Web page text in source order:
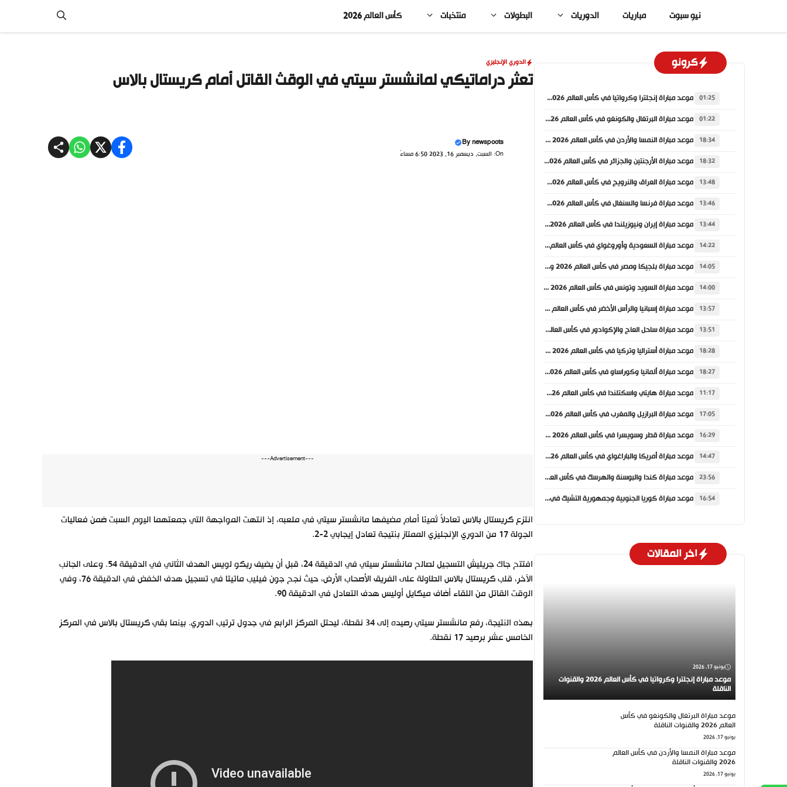
المحتوى
نيو سبوت مباريات الدوريات البطولات منتخبات كأس العالم 2026
الدوري الإنجليزي
تعثر دراماتيكي لمانشستر سيتي في الوقث القاتل أمام كريستال بالاس
Bynewspoots
On: السبت, ديسمبر 16, 2023 6:50 مساءً
---Advertisement---
انتزع كريستال بالاس تعادلاً ثمينًا أمام مضيفها مانشستر سيتي في ملعبه، إذ انتهت المواجهة التي جمعتهما اليوم السبت ضمن فعاليات
الجولة 17 من الدوري الإنجليزي الممتاز بنتيجة تعادل إيجابي 2-2.
افتتح جاك جريليش التسجيل لصالح مانشستر سيتي في الدقيقة 24، قبل أن يضيف ريكو لويس الهدف الثاني في الدقيقة 54. وعلى الجانب
الآخر، قلب كريستال بالاس الطاولة على الفريق الأصحاب الأرض، حيث نجح جون فيليب ماتيتا في تسجيل هدف الخفض في الدقيقة 76، وفي
الوقت القاتل من اللقاء أضاف ميكايل أوليس هدف التعادل في الدقيقة 90.
بهذه النتيجة، رفع مانشستر سيتي رصيده إلى 34 نقطة، ليحتل المركز الرابع في جدول ترتيب الدوري. بينما بقي كريستال بالاس في المركز
الخامس عشر برصيد 17 نقطة.
كرونو
01:25 موعد مباراة إنجلترا وكرواتيا في كأس العالم 2026 والقنوات الناقلة
01:22 موعد مباراة البرتغال والكونغو في كأس العالم 2026 والقنوات الناقلة
18:34 موعد مباراة النمسا والأردن في كأس العالم 2026 والقنوات الناقلة
18:32 موعد مباراة الأرجنتين والجزائر في كأس العالم 2026 والقنوات الناقلة
13:48 موعد مباراة العراق والنرويج في كأس العالم 2026 والقنوات الناقلة
13:46 موعد مباراة فرنسا والسنغال في كأس العالم 2026 والقنوات الناقلة
13:44 موعد مباراة إيران ونيوزيلندا في كأس العالم 2026 والقنوات الناقلة
14:22 موعد مباراة السعودية وأوروغواي في كأس العالم 2026 والقنوات الناقلة
14:05 موعد مباراة بلجيكا ومصر في كأس العالم 2026 والقنوات الناقلة
14:00 موعد مباراة السويد وتونس في كأس العالم 2026 والقنوات الناقلة
13:57 موعد مباراة إسبانيا والرأس الأخضر في كأس العالم 2026 والقنوات الناقلة
13:51 موعد مباراة ساحل العاج والإكوادور في كأس العالم 2026 والقنوات الناقلة
18:28 موعد مباراة أستراليا وتركيا في كأس العالم 2026 والقنوات الناقلة
18:27 موعد مباراة ألمانيا وكوراساو في كأس العالم 2026 والقنوات الناقلة
11:17 موعد مباراة هايتي واسكتلندا في كأس العالم 2026 والقنوات الناقلة
17:05 موعد مباراة البرازيل والمغرب في كأس العالم 2026 والقنوات الناقلة
16:29 موعد مباراة قطر وسويسرا في كأس العالم 2026 والقنوات الناقلة
14:47 موعد مباراة أمريكا والباراغواي في كأس العالم 2026 والقنوات الناقلة
23:56 موعد مباراة كندا والبوسنة والهرسك في كأس العالم 2026 والقنوات الناقلة
16:54 موعد مباراة كوريا الجنوبية وجمهورية التشيك في كأس العالم 2026 والقنوات الناقلة
اخر المقالات
يونيو 17, 2026
موعد مباراة إنجلترا وكرواتيا في كأس العالم 2026 والقنوات
الناقلة
موعد مباراة البرتغال والكونغو في كأس
العالم 2026 والقنوات الناقلة
يونيو 17, 2026
موعد مباراة النمسا والأردن في كأس العالم
2026 والقنوات الناقلة
يونيو 17, 2026